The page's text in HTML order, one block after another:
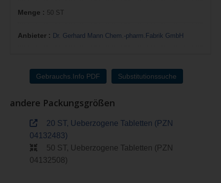
Menge : 50 ST
Anbieter : Dr. Gerhard Mann Chem.-pharm.Fabrik GmbH
Gebrauchs.Info PDF Substitutionssuche
andere Packungsgrößen
20 ST, Ueberzogene Tabletten (PZN
04132483)
50 ST, Ueberzogene Tabletten (PZN
04132508)